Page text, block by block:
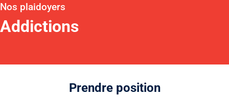
Nos plaidoyers
Addictions
Prendre position